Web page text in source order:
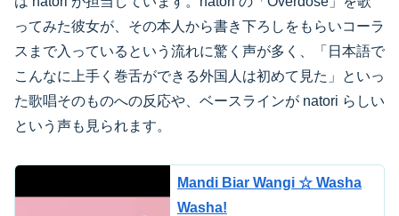
ってみた彼女が、その本人から書き下ろしをもらいコーラ
スまで入っているという流れに驚く声が多く、「日本語で
こんなに上手く巻舌ができる外国人は初めて見た」といっ
た歌唱そのものへの反応や、ベースラインが natori らしい
という声も見られます。
Mandi Biar Wangi ☆ Washa
Washa!